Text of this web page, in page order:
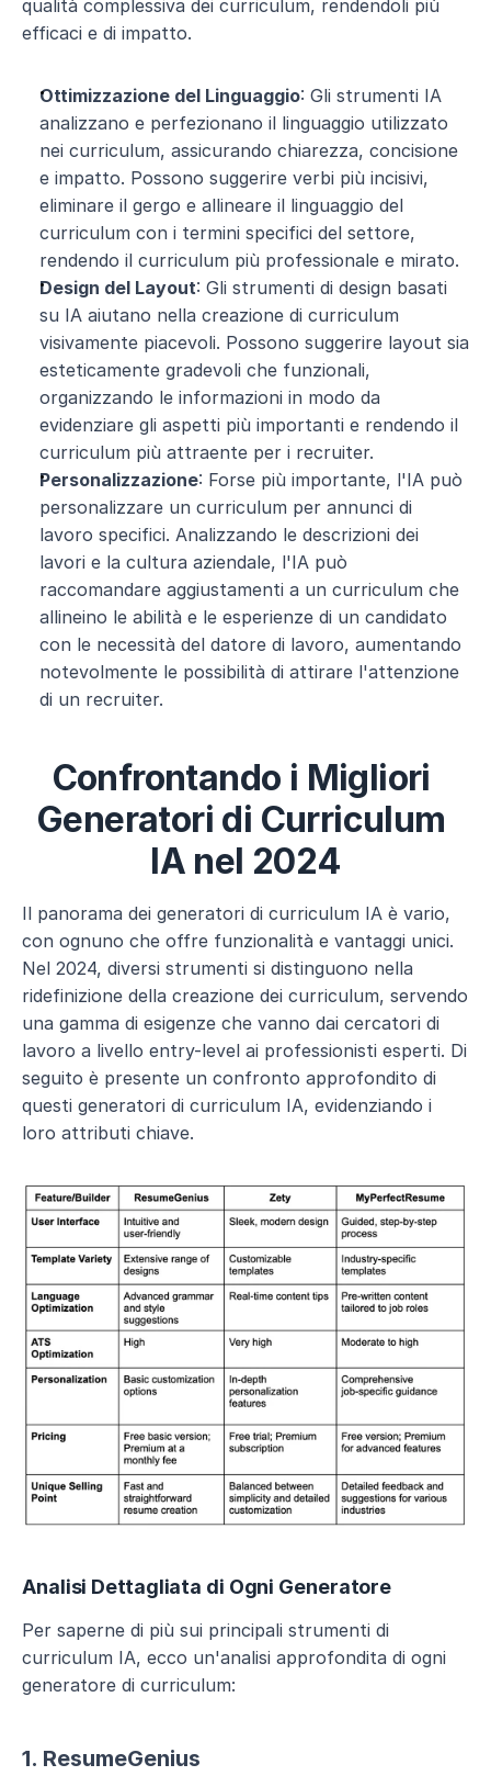
qualità complessiva dei curriculum, rendendoli più
efficaci e di impatto.
Ottimizzazione del Linguaggio: Gli strumenti IA
analizzano e perfezionano il linguaggio utilizzato
nei curriculum, assicurando chiarezza, concisione
e impatto. Possono suggerire verbi più incisivi,
eliminare il gergo e allineare il linguaggio del
curriculum con i termini specifici del settore,
rendendo il curriculum più professionale e mirato.
Design del Layout: Gli strumenti di design basati
su IA aiutano nella creazione di curriculum
visivamente piacevoli. Possono suggerire layout sia
esteticamente gradevoli che funzionali,
organizzando le informazioni in modo da
evidenziare gli aspetti più importanti e rendendo il
curriculum più attraente per i recruiter.
Personalizzazione: Forse più importante, l'IA può
personalizzare un curriculum per annunci di
lavoro specifici. Analizzando le descrizioni dei
lavori e la cultura aziendale, l'IA può
raccomandare aggiustamenti a un curriculum che
allineino le abilità e le esperienze di un candidato
con le necessità del datore di lavoro, aumentando
notevolmente le possibilità di attirare l'attenzione
di un recruiter.
Confrontando i Migliori
Generatori di Curriculum
IA nel 2024
Il panorama dei generatori di curriculum IA è vario,
con ognuno che offre funzionalità e vantaggi unici.
Nel 2024, diversi strumenti si distinguono nella
ridefinizione della creazione dei curriculum, servendo
una gamma di esigenze che vanno dai cercatori di
lavoro a livello entry-level ai professionisti esperti. Di
seguito è presente un confronto approfondito di
questi generatori di curriculum IA, evidenziando i
loro attributi chiave.
Analisi Dettagliata di Ogni Generatore
Per saperne di più sui principali strumenti di
curriculum IA, ecco un'analisi approfondita di ogni
generatore di curriculum:
1. ResumeGenius